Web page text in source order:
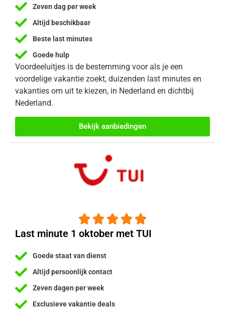
Zeven dag per week
Altijd beschikbaar
Beste last minutes
Goede hulp
Voordeeluitjes is de bestemming voor als je een
voordelige vakantie zoekt, duizenden last minutes en
vakanties om uit te kiezen, in Nederland en dichtbij
Nederland.
Bekijk aanbiedingen
    
Last minute 1 oktober met TUI
Goede staat van dienst
Altijd persoonlijk contact
Zeven dagen per week
Exclusieve vakantie deals